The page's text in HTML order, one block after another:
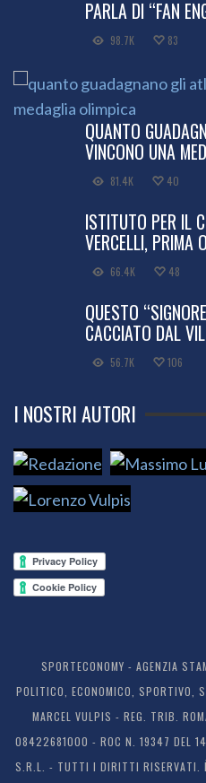
PARLA DI “FAN
98.7K 83
QUANTO
VINCONO UNA
81.4K 40
ISTITUTO PER IL
VERCELLI, PRIMA
66.4K 48
QUESTO
CACCIATO DAL
56.7K 106
I NOSTRI AUTORI
SPORTECONOMY - AGENZIA
POLITICO, ECONOMICO, SPORTIVO,
MARCEL VULPIS - REG. TRIB.
08422681000 - ROC N. 19347 DEL
S.R.L. - TUTTI I DIRITTI RISERVATI.